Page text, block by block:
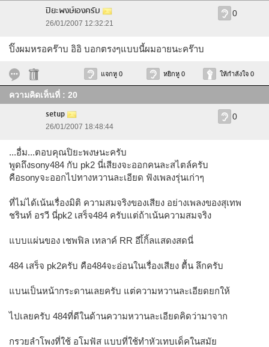
ปิยะพงษ์เองครับ
26/01/2007 12:32:21
0
ปิ๊งผมหรอคร๊าบ อิอิ บอกตรงๆแบบนี้ผมอายนะคร๊าบ
แจกหู 0 หยิกหู 0 ให้กำลังใจ 0
ความคิดเห็นที่ : 20
setup
26/01/2007 18:48:44
0
...อื่ม...ตอบคุณปิยะพงษนะครับ
พูดถึงsony484 กับ pk2 นี่เสียงจะออกคนละสไตล์ครับ
คือsonyจะออกไปทางหวานละเอียด ฟังเพลงรุ่นเก่าๆ
ที่ไม่ได้เน้นเรื่องมิติ ความสมจริงของเสียง อย่างเพลงของสุเทพ
ชรินท์ อรวี นี่pk2 เสร็จ484 ครับแต่ถ้าเน้นความสมจริง
แบบแผ่นของ เชพฟิล เทลาค์ RR อีเิ้กิ้ลแสดงสดนี่
484 เสร็จ pk2ครับ คือ484จะอ่อนในเรื่องเสียง ตื้น ลึกครับ
แบนเป็นหน้ากระดานเลยครับ แต่ความหวานละเอียดยกให้
ไปเลยครับ 484ที่ดีในด้านความหวานละเอียดคิดว่ามาจาก
กรวยลำโพงที่ใช้ อโมฟัส แบบที่ใช้ทำหัวเทบเด็คในสมัย